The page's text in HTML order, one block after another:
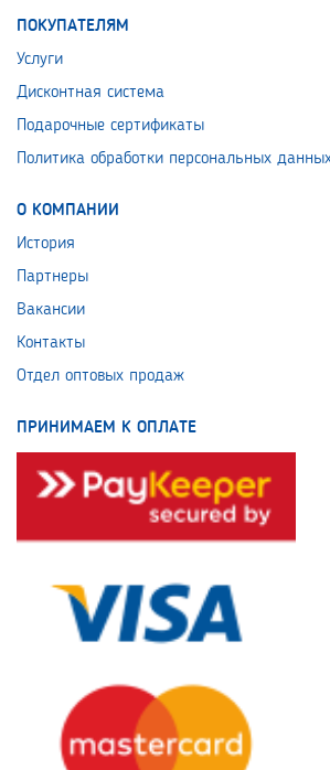
ПОКУПАТЕЛЯМ
Услуги
Дисконтная система
Подарочные сертификаты
Политика обработки персональных
О КОМПАНИИ
История
Партнеры
Вакансии
Контакты
Отдел оптовых продаж
ПРИНИМАЕМ К ОПЛАТЕ